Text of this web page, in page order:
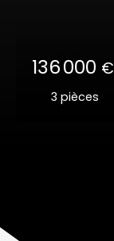
136 000 €
3 pièces